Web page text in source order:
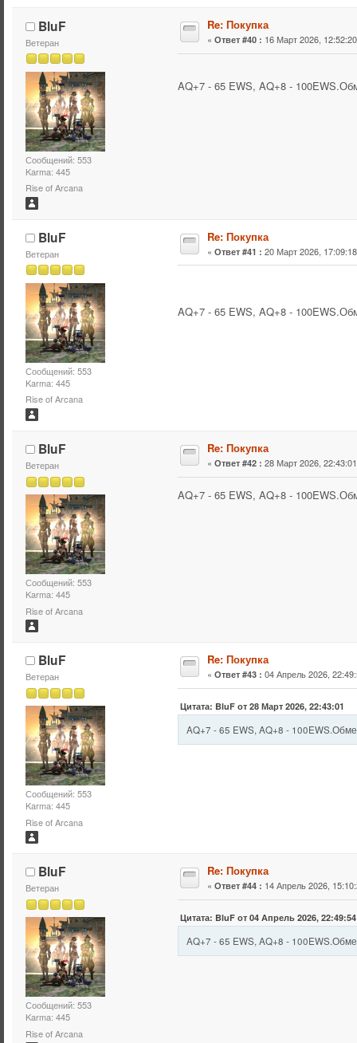
BluF
Ветеран
Сообщений: 553
Karma: 445
Rise of Arcana
Re: Покупка
« Ответ #40 : 16 Март 2026,
AQ+7 - 65 EWS, AQ+8 -
BluF
Ветеран
Сообщений: 553
Karma: 445
Rise of Arcana
Re: Покупка
« Ответ #41 : 20 Март 2026,
AQ+7 - 65 EWS, AQ+8 -
BluF
Ветеран
Сообщений: 553
Karma: 445
Rise of Arcana
Re: Покупка
« Ответ #42 : 28 Март 2026,
AQ+7 - 65 EWS, AQ+8 -
BluF
Ветеран
Сообщений: 553
Karma: 445
Rise of Arcana
Re: Покупка
« Ответ #43 : 04 Апрель 2026,
Цитата: BluF от 28 Март 2026, 22:43:01
AQ+7 - 65 EWS, AQ+8 -
BluF
Ветеран
Сообщений: 553
Karma: 445
Rise of Arcana
Re: Покупка
« Ответ #44 : 14 Апрель 2026,
Цитата: BluF от 04 Апрель 2026, 22:49:54
AQ+7 - 65 EWS, AQ+8 -